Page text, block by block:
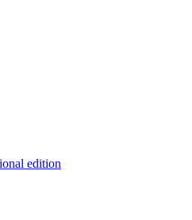
edition